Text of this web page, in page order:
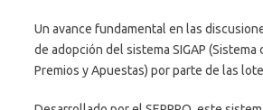
Un avance fundamental en las
de adopción del sistema SIGAP (Sistema
Premios y Apuestas) por parte de las